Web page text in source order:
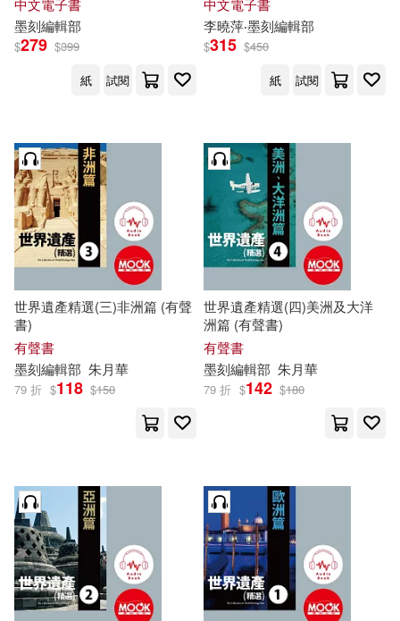
朱月華•墨刻編輯部(2)
李芷姍‧墨刻編輯部(2)
林志恆、墨刻編輯部(2)
林志恆、彭欣喬、刻編輯部(2)
王偉安(2)
王偉安‧墨刻編輯部(2)
蒙金蘭、墨刻編輯部(2)
趙思語·墨刻編輯部(2)
趙思語‧陳瑋玲‧墨刻編輯部(2)
中文電子書
墨刻編輯部
$279 $399
紙
試閱
中文電子書
李曉萍‧墨刻編輯部
$315 $450
紙
試閱
世界遺產精選(三)非洲篇 (有聲
書)
有聲書
墨刻編輯部 朱月華
79 折 $118 $150
世界遺產精選(四)美洲及大洋
洲篇 (有聲書)
有聲書
墨刻編輯部 朱月華
79 折 $142 $180